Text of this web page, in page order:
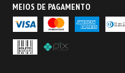
MEIOS DE PAGAMENTO